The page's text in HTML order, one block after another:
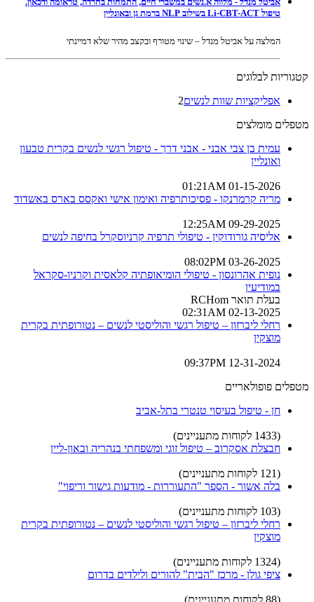
טיפול Li-CBT-ACT בשילוב NLP ברמת גן ובאונליין
המלצה על אביטל מנדל – שינוי מטורף ובקצב מהיר שלא דמיינתי
קטגוריות לבלוגים
אפליקציות שוות לנשים2
מטפלים מומלצים
עמית בן צבי אבני - אבני דרך - טיפול רגשי לנשים בקרית טבעון
ואונליין
01-15-2026 01:21AM
מריה קרמרנקו - פסיכותרפיה ואימון אישי ואקסס בארס באשדוד
09-29-2025 12:25AM
אליסיה גורודוקין - טיפולי תרפיה קרניוסקרל בחיפה לנשים
03-26-2025 08:02PM
נופית אהרונסון - טיפולי הומיאופתיה קלאסית וקרניו-סקראל
במודיעין
בעלת תואר RCHom
02-13-2025 02:31AM
רחלי ליברזון – טיפול רגשי והוליסטי לנשים – נטורופתית בקרית
מוצקין
12-31-2024 09:37PM
מטפלים פופולאריים
חן - טיפול בעיסוי טנטרי בתל-אביב
(1433 לקוחות מתעניינים)
חבצלת אסקרוב – טיפול זוגי ומשפחתי בנהריה ובאון-ליין
(121 לקוחות מתעניינים)
בלה אשור - הספר "התעוררות - מודעות גישור וריפוי"
(103 לקוחות מתעניינים)
רחלי ליברזון – טיפול רגשי והוליסטי לנשים – נטורופתית בקרית
מוצקין
(1324 לקוחות מתעניינים)
ציפי גולן - מרכז "הבית" להורים ולילדים בדרום
(88 לקוחות מתעניינים)